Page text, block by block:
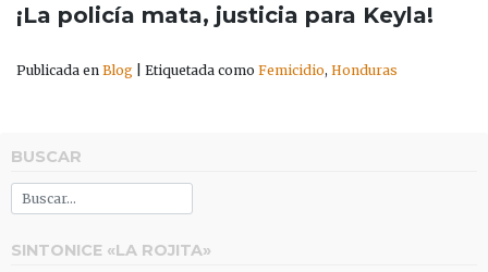
¡La policía mata, justicia para Keyla!
Publicada en Blog Etiquetada como Femicidio, Honduras
BUSCAR
SINTONICE «LA ROJITA»